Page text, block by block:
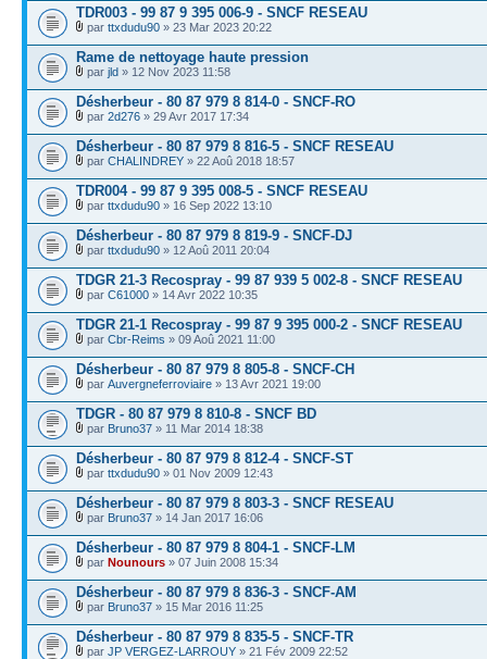
TDR003 - 99 87 9 395 006-9 - SNCF RESEAU
par ttxdudu90 » 23 Mar 2023 20:22
Rame de nettoyage haute pression
par jld » 12 Nov 2023 11:58
Désherbeur - 80 87 979 8 814-0 - SNCF-RO
par 2d276 » 29 Avr 2017 17:34
Désherbeur - 80 87 979 8 816-5 - SNCF RESEAU
par CHALINDREY » 22 Aoû 2018 18:57
TDR004 - 99 87 9 395 008-5 - SNCF RESEAU
par ttxdudu90 » 16 Sep 2022 13:10
Désherbeur - 80 87 979 8 819-9 - SNCF-DJ
par ttxdudu90 » 12 Aoû 2011 20:04
TDGR 21-3 Recospray - 99 87 939 5 002-8 - SNCF RESEAU
par C61000 » 14 Avr 2022 10:35
TDGR 21-1 Recospray - 99 87 9 395 000-2 - SNCF RESEAU
par Cbr-Reims » 09 Aoû 2021 11:00
Désherbeur - 80 87 979 8 805-8 - SNCF-CH
par Auvergneferroviaire » 13 Avr 2021 19:00
TDGR - 80 87 979 8 810-8 - SNCF BD
par Bruno37 » 11 Mar 2014 18:38
Désherbeur - 80 87 979 8 812-4 - SNCF-ST
par ttxdudu90 » 01 Nov 2009 12:43
Désherbeur - 80 87 979 8 803-3 - SNCF RESEAU
par Bruno37 » 14 Jan 2017 16:06
Désherbeur - 80 87 979 8 804-1 - SNCF-LM
par Nounours » 07 Juin 2008 15:34
Désherbeur - 80 87 979 8 836-3 - SNCF-AM
par Bruno37 » 15 Mar 2016 11:25
Désherbeur - 80 87 979 8 835-5 - SNCF-TR
par JP VERGEZ-LARROUY » 21 Fév 2009 22:52